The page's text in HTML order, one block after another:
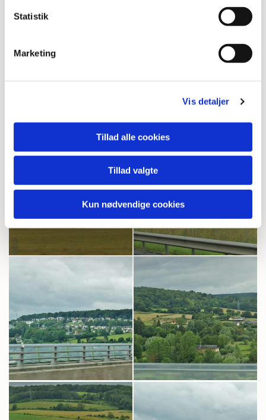
Statistik
Marketing
Vis detaljer
Tillad alle cookies
Tillad valgte
Kun nødvendige cookies